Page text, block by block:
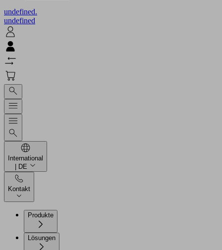
undefined.
undefined
International
| DE
Kontakt
Produkte
Lösungen